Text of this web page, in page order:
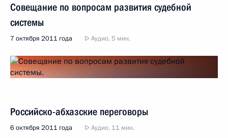
Совещание по вопросам развития судебной
системы
7 октября 2011 года Аудио, 5 мин.
Российско-абхазские переговоры
6 октября 2011 года Аудио, 11 мин.